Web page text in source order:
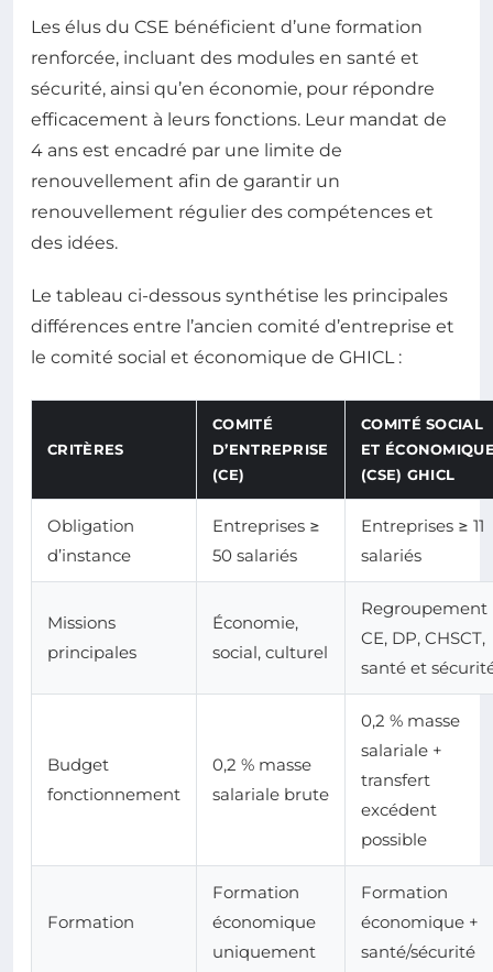
Les élus du CSE bénéficient d’une formation
renforcée, incluant des modules en santé et
sécurité, ainsi qu’en économie, pour répondre
efficacement à leurs fonctions. Leur mandat de
4 ans est encadré par une limite de
renouvellement afin de garantir un
renouvellement régulier des compétences et
des idées.
Le tableau ci-dessous synthétise les principales
différences entre l’ancien comité d’entreprise et
le comité social et économique de GHICL :
CRITÈRES
COMITÉ
D’ENTREPRISE
(CE)
COMITÉ SOCIAL
ET
(CSE) GHICL
Obligation
d’instance
Entreprises ≥
50 salariés
Entreprises ≥ 11
salariés
Missions
principales
Économie,
social, culturel
Regroupement
CE, DP, CHSCT,
santé et
Budget
fonctionnement
0,2 % masse
salariale brute
0,2 % masse
salariale +
transfert
excédent
possible
Formation
Formation
économique
uniquement
Formation
économique +
santé/sécurité